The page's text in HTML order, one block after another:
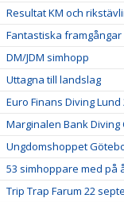
Resultat KM och
Fantastiska framgångar
DM/JDM simhopp
Uttagna till landslag
Euro Finans Diving Lund
Marginalen Bank Diving
Ungdomshoppet
53 simhoppare med på
Trip Trap Farum 22